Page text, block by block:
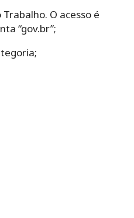
O acesso é
“gov.br”;